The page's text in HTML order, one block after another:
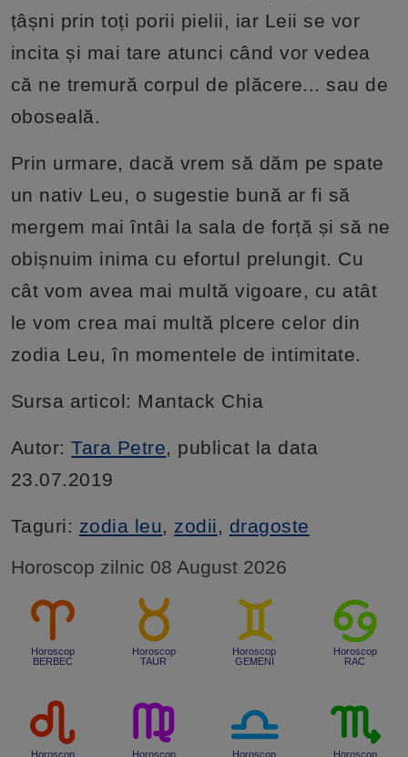
țâșni prin toți porii pielii, iar Leii se vor
incita și mai tare atunci când vor vedea
că ne tremură corpul de plăcere... sau de
oboseală.
Prin urmare, dacă vrem să dăm pe spate
un nativ Leu, o sugestie bună ar fi să
mergem mai întâi la sala de forță și să ne
obișnuim inima cu efortul prelungit. Cu
cât vom avea mai multă vigoare, cu atât
le vom crea mai multă plcere celor din
zodia Leu, în momentele de intimitate.
Sursa articol: Mantack Chia
Autor:Tara Petre, publicat la data
23.07.2019
Taguri: zodia leu, zodii, dragoste
Horoscop zilnic 08 August 2026
Horoscop
BERBEC
Horoscop
TAUR
Horoscop
GEMENI
Horoscop
RAC
Horoscop Horoscop Horoscop Horoscop